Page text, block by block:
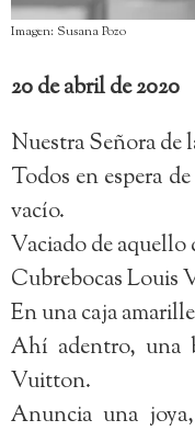
Imagen: Susana Pozo
20 de abril de 2020
Nuestra Señora de
Todos en espera
vacío.
Vaciado de aquello
Cubrebocas Louis
En una caja
Ahí adentro, una
Vuitton.
Anuncia una